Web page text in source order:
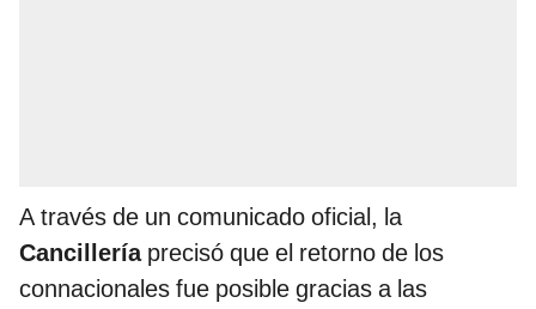
A través de un comunicado oficial, la
Cancilleríaprecisó que el retorno de los
connacionales fue posible gracias a las